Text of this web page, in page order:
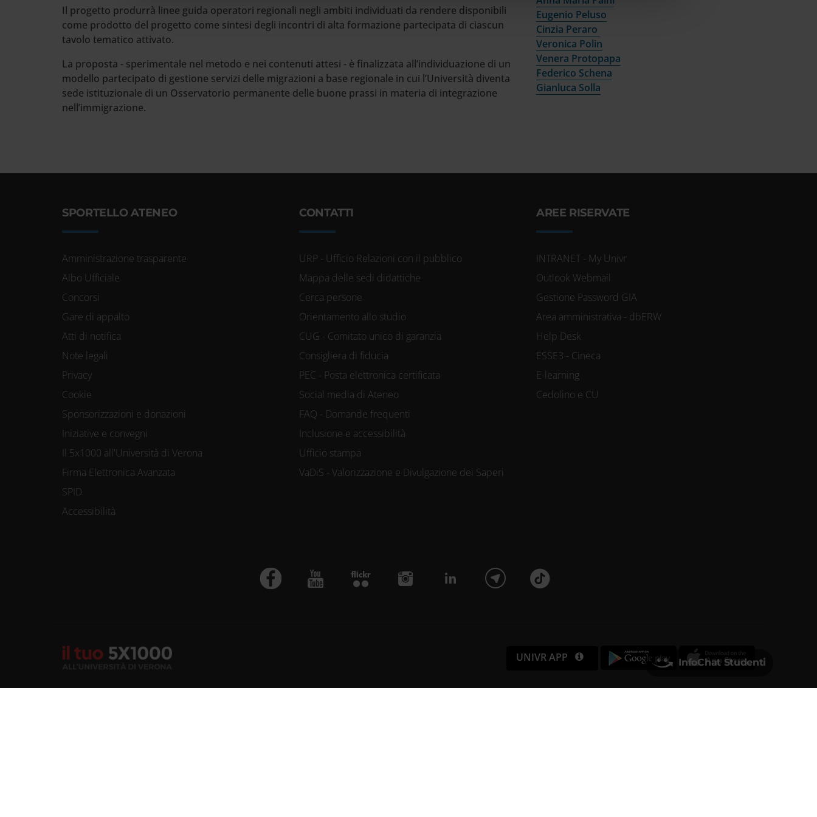
Il progetto produrrà linee guida operatori regionali negli ambiti individuati da rendere disponibili
come prodotto del progetto come sintesi degli incontri di alta formazione partecipata di ciascun
tavolo tematico attivato.
La proposta - sperimentale nel metodo e nei contenuti attesi - è finalizzata all’individuazione di un
modello partecipato di gestione servizi delle migrazioni a base regionale in cui l’Università diventa
sede istituzionale di un Osservatorio permanente delle buone prassi in materia di integrazione
nell’immigrazione.
Eugenio Peluso
Cinzia Peraro
Veronica Polin
Venera Protopapa
Federico Schena
Gianluca Solla
SPORTELLO ATENEO
Amministrazione trasparente
Albo Ufficiale
Concorsi
Gare di appalto
Atti di notifica
Note legali
Privacy
Cookie
Sponsorizzazioni e donazioni
Iniziative e convegni
Il 5x1000 all'Università di Verona
Firma Elettronica Avanzata
SPID
Accessibilità
CONTATTI
URP - Ufficio Relazioni con il pubblico
Mappa delle sedi didattiche
Cerca persone
Orientamento allo studio
CUG - Comitato unico di garanzia
Consigliera di fiducia
PEC - Posta elettronica certificata
Social media di Ateneo
FAQ - Domande frequenti
Inclusione e accessibilità
Ufficio stampa
VaDiS - Valorizzazione e Divulgazione dei Saperi
AREE RISERVATE
INTRANET - My Univr
Outlook Webmail
Gestione Password GIA
Area amministrativa - dbERW
Help Desk
ESSE3 - Cineca
E-learning
Cedolino e CU
UNIVR APP InfoChat Studenti